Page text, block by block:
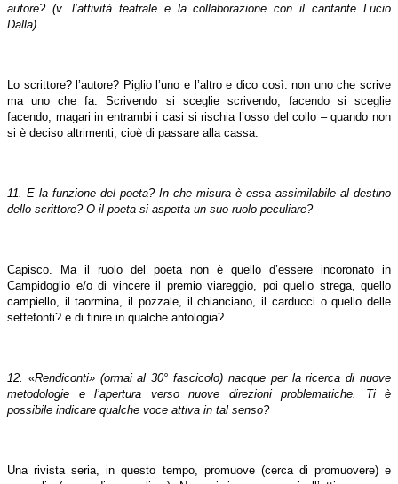
autore? (v. l’attività teatrale e la collaborazione con il cantante Lucio
Dalla).
Lo scrittore? l’autore? Piglio l’uno e l’altro e dico così: non uno che scrive
ma uno che fa. Scrivendo si sceglie scrivendo, facendo si sceglie
facendo; magari in entrambi i casi si rischia l’osso del collo – quando non
si è deciso altrimenti, cioè di passare alla cassa.
11. E la funzione del poeta? In che misura è essa assimilabile al destino
dello scrittore? O il poeta si aspetta un suo ruolo peculiare?
Capisco. Ma il ruolo del poeta non è quello d’essere incoronato in
Campidoglio e/o di vincere il premio viareggio, poi quello strega, quello
campiello, il taormina, il pozzale, il chianciano, il carducci o quello delle
settefonti? e di finire in qualche antologia?
12. «Rendiconti» (ormai al 30° fascicolo) nacque per la ricerca di nuove
metodologie e l’apertura verso nuove direzioni problematiche. Ti è
possibile indicare qualche voce attiva in tal senso?
Una rivista seria, in questo tempo, promuove (cerca di promuovere) e